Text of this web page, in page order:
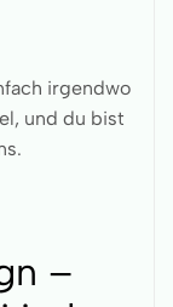
irgendwo
und du bist
–